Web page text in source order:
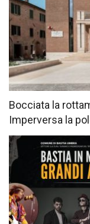
Bocciata la
Imperversa la